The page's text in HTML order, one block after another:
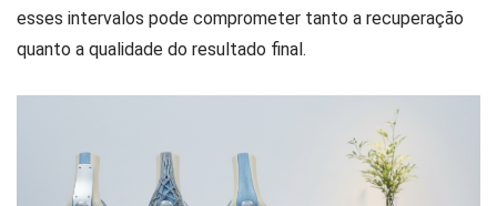
esses intervalos pode comprometer tanto a recuperação
quanto a qualidade do resultado final.